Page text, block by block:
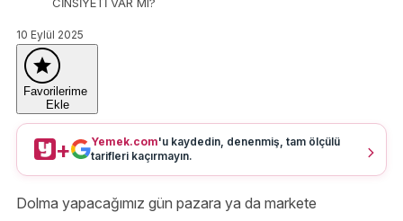
10 Eylül 2025
Favorilerime
Ekle
+ Yemek.com'u kaydedin, denenmiş, tam ölçülü
tarifleri kaçırmayın.
Dolma yapacağımız gün pazara ya da markete